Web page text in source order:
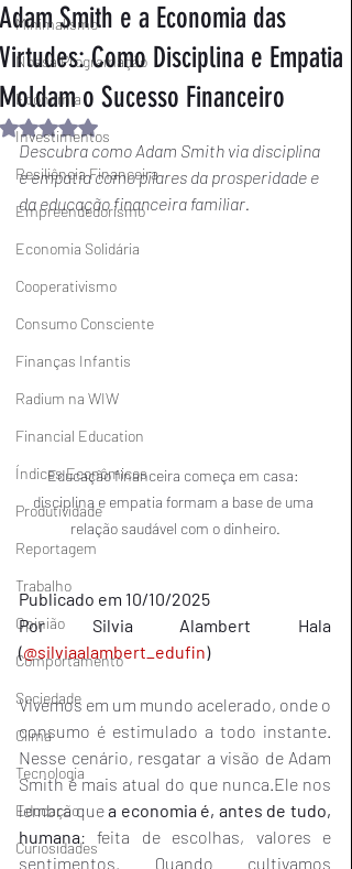
Minimalismo
Nossa Programação
Economia
Investimentos
Resiliência Financeira
Empreendedorismo
Economia Solidária
Cooperativismo
Consumo Consciente
Finanças Infantis
Radium na WIW
Financial Education
Índices Econômicos
Produtividade
Reportagem
Trabalho
Opinião
Comportamento
Sociedade
Clima
Tecnologia
Educação
Curiosidades
Adam Smith e a Economia das
Virtudes: Como Disciplina e Empatia
Moldam o Sucesso Financeiro
Avaliado com NaN de 5 estrelas.
Descubra como Adam Smith via disciplina
e empatia como pilares da prosperidade e
da educação financeira familiar.
Educação financeira começa em casa:
disciplina e empatia formam a base de uma
relação saudável com o dinheiro.
Publicado em 10/10/2025
Por Silvia Alambert Hala
(@silviaalambert_edufin)
Vivemos em um mundo acelerado, onde o
consumo é estimulado a todo instante.
Nesse cenário, resgatar a visão de Adam
Smith é mais atual do que nunca.Ele nos
lembra que a economia é, antes de tudo,
humana: feita de escolhas, valores e